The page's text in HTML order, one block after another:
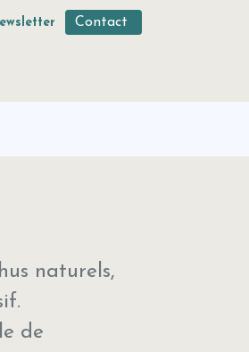
Contact
naturels,
de